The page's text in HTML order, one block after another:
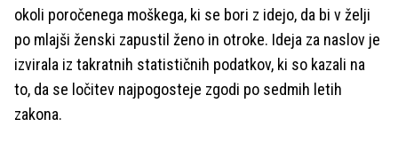
okoli poročenega moškega, ki se bori z idejo, da bi v želji
po mlajši ženski zapustil ženo in otroke. Ideja za naslov je
izvirala iz takratnih statističnih podatkov, ki so kazali na
to, da se ločitev najpogosteje zgodi po sedmih letih
zakona.